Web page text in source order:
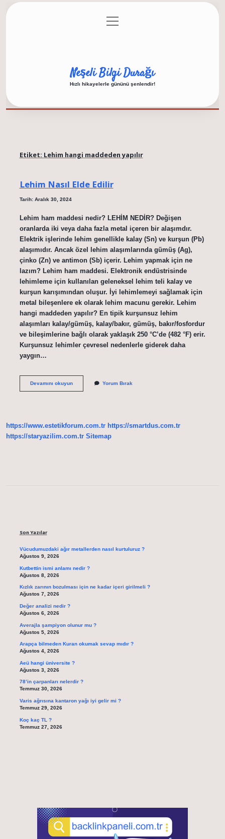
Gizlilik Politikası
menüyü
aç
Neşeli Bilgi Durağı
Hızlı hikayelerle gününü şenlendir!
Etiket: Lehim hangi maddeden yapılır
Lehim Nasıl Elde Edilir
Tarih: Aralık 30, 2024
Lehim ham maddesi nedir? LEHİM NEDİR? Değişen
oranlarda iki veya daha fazla metal içeren bir alaşımdır.
Elektrik işlerinde lehim genellikle kalay (Sn) ve kurşun (Pb)
alaşımıdır. Ancak özel lehim alaşımlarında gümüş (Ag),
çinko (Zn) ve antimon (Sb) içerir. Lehim yapmak için ne
lazım? Lehim ham maddesi. Elektronik endüstrisinde
lehimleme için kullanılan geleneksel lehim teli kalay ve
kurşun karışımından oluşur. İyi lehimlemeyi sağlamak için
metal bileşenlere ek olarak lehim macunu gerekir. Lehim
hangi maddeden yapılır? En tipik kurşunsuz lehim
alaşımları kalay/gümüş, kalay/bakır, gümüş, bakır/fosfordur
ve bileşimlerine bağlı olarak yaklaşık 250 °C’de (482 °F) erir.
Kurşunsuz lehimler çevresel nedenlerle giderek daha
yaygın…
Devamını okuyunLehim
Yorum Bırak
https://www.estetikforum.com.tr https://smartdus.com.tr
https://staryazilim.com.tr Sitemap
Son Yazılar
Vücudumuzdaki ağır metallerden nasıl kurtuluruz ?
Ağustos 9, 2026
Kutbettin ismi anlamı nedir ?
Ağustos 8, 2026
Kızlık zarının bozulması için ne kadar içeri girilmeli ?
Ağustos 7, 2026
Değer analizi nedir ?
Ağustos 6, 2026
Averajla şampiyon olunur mu ?
Ağustos 5, 2026
Arapça bilmeden Kuran okumak sevap mıdır ?
Ağustos 4, 2026
Aeü hangi üniversite ?
Ağustos 3, 2026
78’in çarpanları nelerdir ?
Temmuz 30, 2026
Varis ağrısına kantaron yağı iyi gelir mi ?
Temmuz 29, 2026
Koç kaç TL ?
Temmuz 27, 2026